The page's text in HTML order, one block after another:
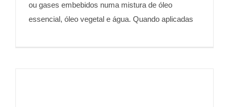
ou gases embebidos numa mistura de óleo
essencial, óleo vegetal e água. Quando aplicadas